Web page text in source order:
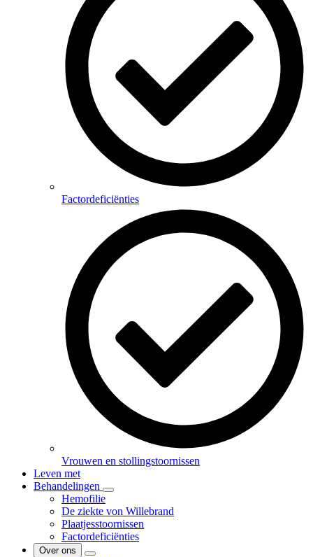
Factordeficiënties
Vrouwen en stollingstoornissen
Leven met
Behandelingen
Hemofilie
De ziekte von Willebrand
Plaatjesstoornissen
Factordeficiënties
Over ons